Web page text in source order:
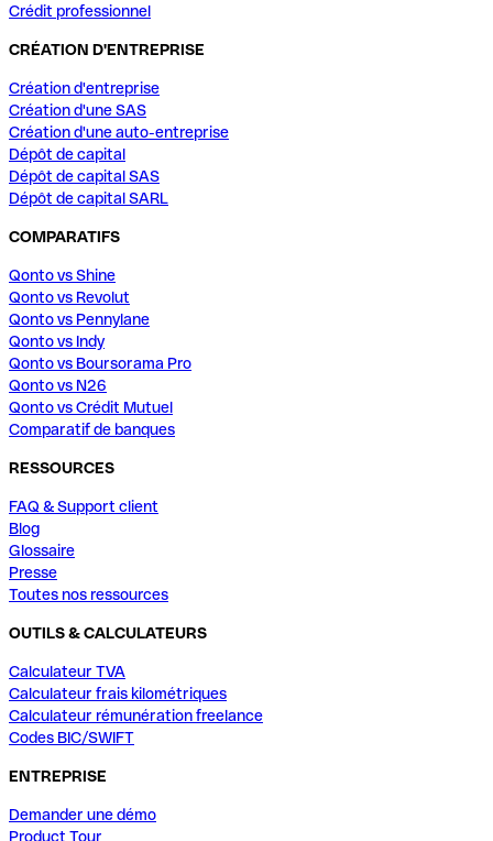
Crédit professionnel
CRÉATION D'ENTREPRISE
Création d'entreprise
Création d'une SAS
Création d'une auto-entreprise
Dépôt de capital
Dépôt de capital SAS
Dépôt de capital SARL
COMPARATIFS
Qonto vs Shine
Qonto vs Revolut
Qonto vs Pennylane
Qonto vs Indy
Qonto vs Boursorama Pro
Qonto vs N26
Qonto vs Crédit Mutuel
Comparatif de banques
RESSOURCES
FAQ & Support client
Blog
Glossaire
Presse
Toutes nos ressources
OUTILS & CALCULATEURS
Calculateur TVA
Calculateur frais kilométriques
Calculateur rémunération freelance
Codes BIC/SWIFT
ENTREPRISE
Demander une démo
Product Tour